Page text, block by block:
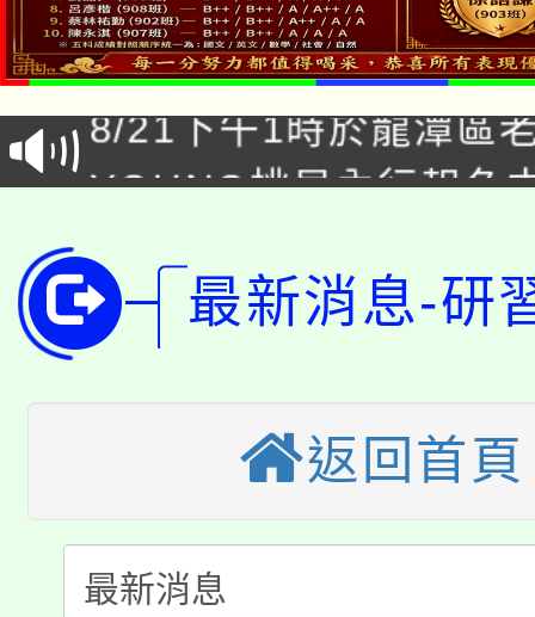
「本色祭」8/29、30在
場熱烈登場!
8/21下午1時於龍潭區
徵才活動。
YOUNG桃局內行報名
開!
115年桃園市運動會8/
田徑場及游泳池舉行。
桃園市低收入戶享有免
視費優惠，中低收入戶
半價優惠，詳情可洽有
者。
大園自造教育及科技中
份教師增能研習
大溪自造教育及科技
份教師研習
淨零綠生活教案入校路
會
115年食農教育專業人
最新消息-研
返回首頁